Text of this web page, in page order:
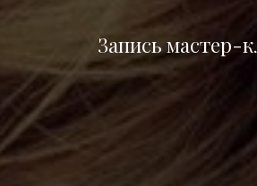
Запись мастер-